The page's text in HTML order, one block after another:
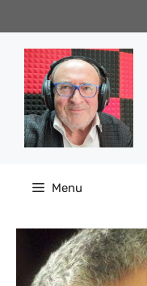
al
contenuto
Menu